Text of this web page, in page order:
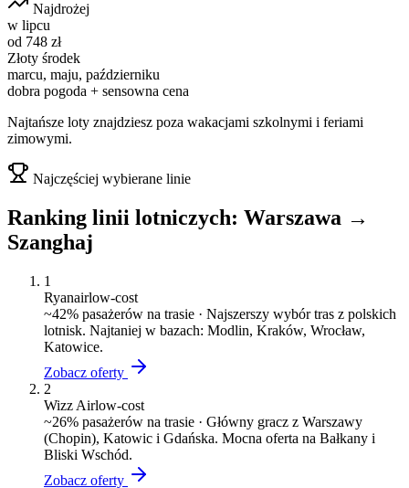
Najdrożej
w lipcu
od 748 zł
Złoty środek
marcu, maju, październiku
dobra pogoda + sensowna cena
Najtańsze loty znajdziesz poza wakacjami szkolnymi i feriami
zimowymi.
Najczęściej wybierane linie
Ranking linii lotniczych: Warszawa →
Szanghaj
1
Ryanairlow-cost
~42% pasażerów na trasie · Najszerszy wybór tras z polskich
lotnisk. Najtaniej w bazach: Modlin, Kraków, Wrocław,
Katowice.
Zobacz oferty
2
Wizz Airlow-cost
~26% pasażerów na trasie · Główny gracz z Warszawy
(Chopin), Katowic i Gdańska. Mocna oferta na Bałkany i
Bliski Wschód.
Zobacz oferty